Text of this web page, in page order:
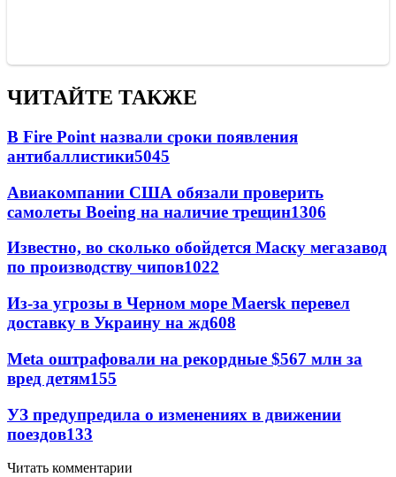
ЧИТАЙТЕ ТАКЖЕ
В Fire Point назвали сроки появления
антибаллистики5045
Авиакомпании США обязали проверить
самолеты Boeing на наличие трещин1306
Известно, во сколько обойдется Маску мегазавод
по производству чипов1022
Из-за угрозы в Черном море Maersk перевел
доставку в Украину на жд608
Meta оштрафовали на рекордные $567 млн за
вред детям155
УЗ предупредила о изменениях в движении
поездов133
Читать комментарии